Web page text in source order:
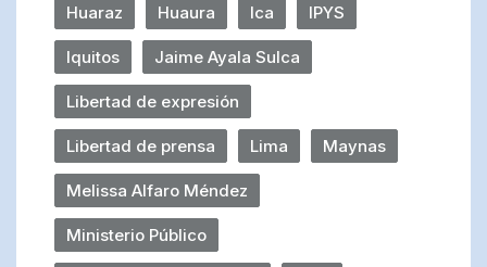
Huaraz Huaura Ica IPYS
Iquitos Jaime Ayala Sulca
Libertad de expresión
Libertad de prensa Lima Maynas
Melissa Alfaro Méndez
Ministerio Público